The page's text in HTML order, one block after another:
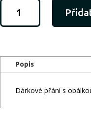
Dárkové
množství
Popis
Dárkové přání s